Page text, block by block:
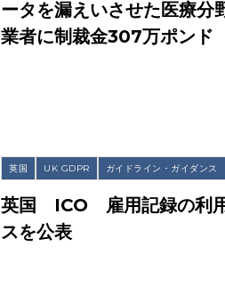
ータを漏えいさせた医療分
業者に制裁金307万ポンド
英国 UK GDPR ガイドライン・ガイダンス
英国 ICO 雇用記録の利
スを公表